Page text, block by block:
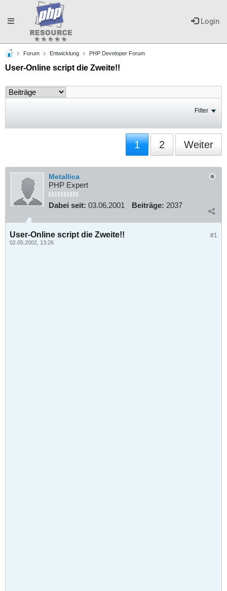
Login
Toggle
navigation
Forum Entwicklung PHP Developer Forum
User-Online script die Zweite!!
Filter
1 2 Weiter
Metallica
PHP Expert
Dabei seit: 03.06.2001 Beiträge: 2037
#1
User-Online script die Zweite!!
02.05.2002, 13:26